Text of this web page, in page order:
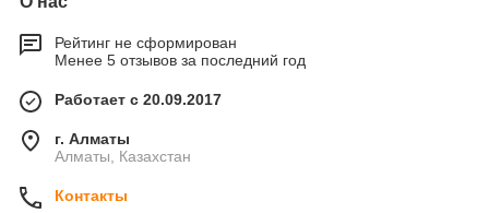
Рейтинг не сформирован
Менее 5 отзывов за последний год
Работает с 20.09.2017
г. Алматы
Алматы, Казахстан
Контакты